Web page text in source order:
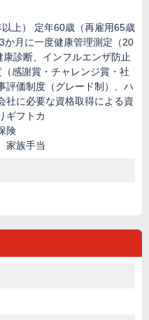
上） 定年60歳（再雇用65歳
か月に一度健康管理測定（20
診断、インフルエンザ防止
感謝賞・チャレンジ賞・社
評価制度（グレード制）、ハ
社に必要な資格取得による資
ギフトカ
険
家族手当